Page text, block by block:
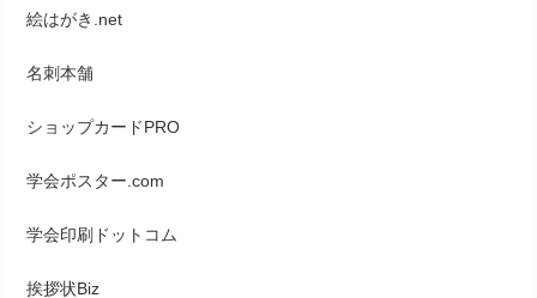
絵はがき.net
名刺本舗
ショップカードPRO
学会ポスター.com
学会印刷ドットコム
挨拶状Biz